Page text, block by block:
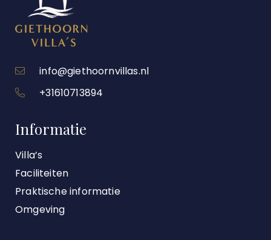
info@giethoornvillas.nl
+31610713894
Informatie
Villa’s
Faciliteiten
Praktische informatie
Omgeving